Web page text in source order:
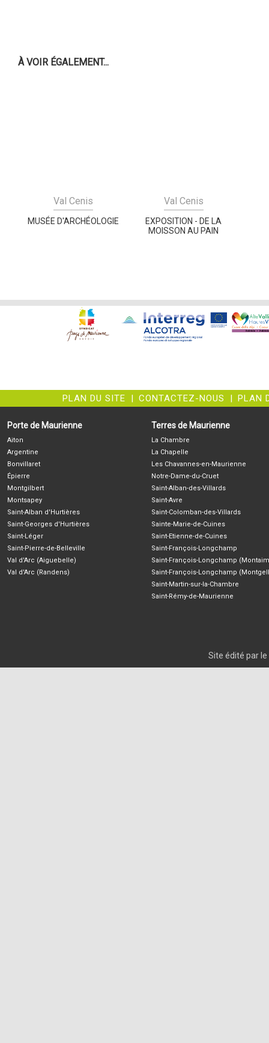
À VOIR ÉGALEMENT...
Val Cenis
MUSÉE D'ARCHÉOLOGIE
Val Cenis
EXPOSITION - DE LA
MOISSON AU PAIN
PLAN DU SITE | CONTACTEZ-NOUS | PLAN
Porte de Maurienne
Aiton
Argentine
Bonvillaret
Épierre
Montgilbert
Montsapey
Saint-Alban d'Hurtières
Saint-Georges d'Hurtières
Saint-Léger
Saint-Pierre-de-Belleville
Val d'Arc (Aiguebelle)
Val d'Arc (Randens)
Terres de Maurienne
La Chambre
La Chapelle
Les Chavannes-en-Maurienne
Notre-Dame-du-Cruet
Saint-Alban-des-Villards
Saint-Avre
Saint-Colomban-des-Villards
Sainte-Marie-de-Cuines
Saint-Etienne-de-Cuines
Saint-François-Longchamp
Saint-François-Longchamp
Saint-François-Longchamp
Saint-Martin-sur-la-Chambre
Saint-Rémy-de-Maurienne
Site édité par